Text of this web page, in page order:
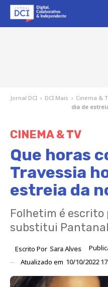
Jornal DCI › DCI Mais › Cinema &
dia de
CINEMA & TV
Que horas
Travessia
estreia da
Folhetim é escrito
substitui
Escrito Por Sara Alves
Atualizado em 10/10/2022